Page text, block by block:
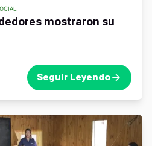
mostraron su
Seguir Leyendo